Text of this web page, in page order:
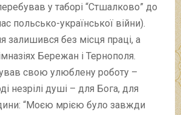
у таборі “Стшалково” до
польсько-української війни).
залишився без місця праці, а
Бережан і Тернополя.
свою улюблену роботу –
незрілі душі – для Бога, для
“Моєю мрією було завжди